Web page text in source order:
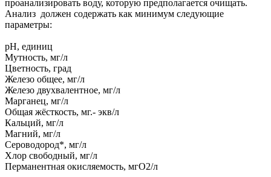
проанализировать воду, которую предполагается очищать.
Анализ должен содержать как минимум следующие
параметры:
рН, единиц
Мутность, мг/л
Цветность, град
Железо общее, мг/л
Железо двухвалентное, мг/л
Марганец, мг/л
Общая жёсткость, мг.- экв/л
Кальций, мг/л
Магний, мг/л
Сероводород*, мг/л
Хлор свободный, мг/л
Перманентная окисляемость, мгО2/л